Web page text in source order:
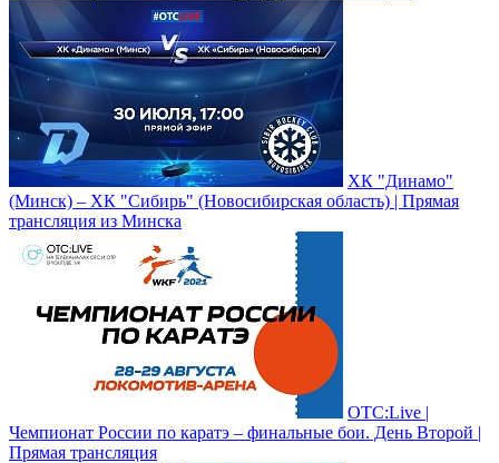
ХК "Динамо"
(Минск) – ХК "Сибирь" (Новосибирская область) | Прямая
трансляция из Минска
ОТС:Live |
Чемпионат России по каратэ – финальные бои. День Второй |
Прямая трансляция